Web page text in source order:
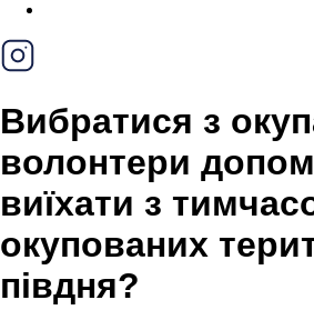
Вибратися з
волонтери
виїхати з
окупованих
півдня?